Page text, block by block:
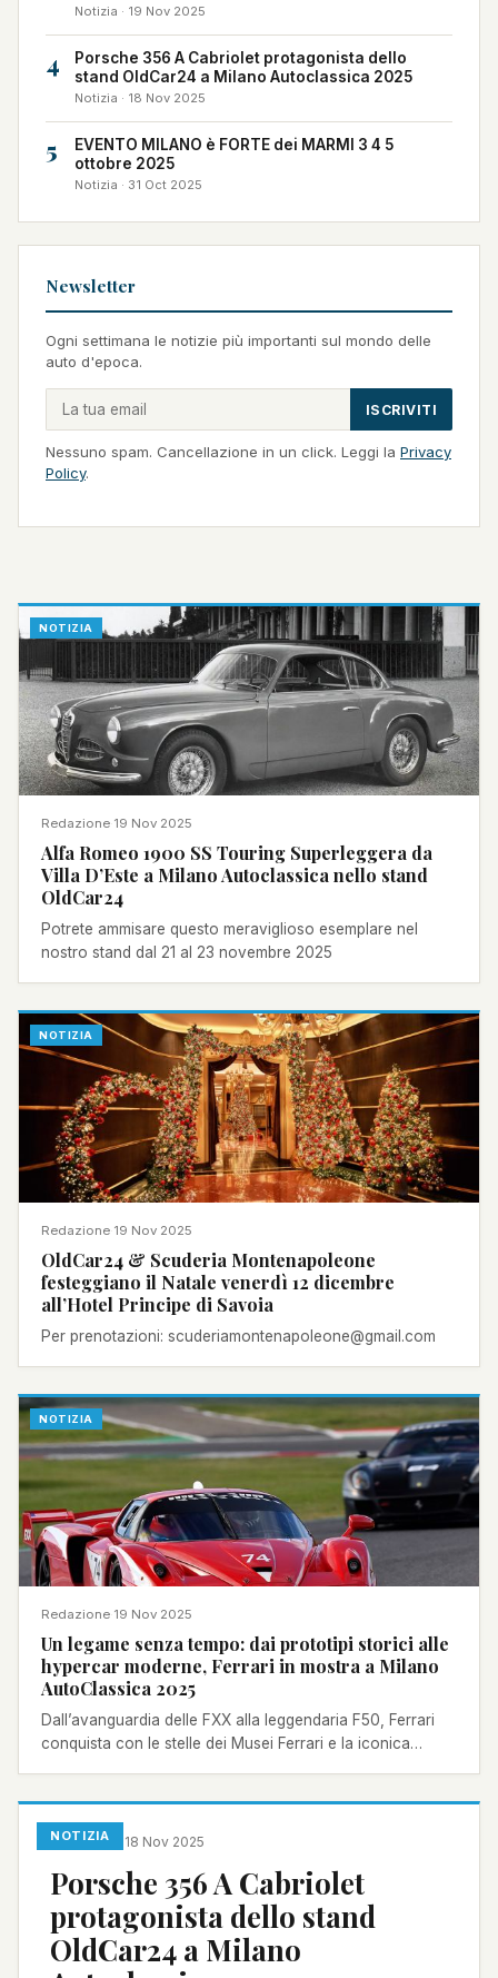
Notizia · 19 Nov 2025
4
Porsche 356 A Cabriolet protagonista dello
stand OldCar24 a Milano Autoclassica 2025
Notizia · 18 Nov 2025
5
EVENTO MILANO è FORTE dei MARMI 3 4 5
ottobre 2025
Notizia · 31 Oct 2025
Newsletter
Ogni settimana le notizie più importanti sul mondo delle
auto d'epoca.
ISCRIVITI
Nessuno spam. Cancellazione in un click. Leggi la Privacy
Policy.
NOTIZIA
Redazione·19 Nov 2025
Alfa Romeo 1900 SS Touring Superleggera da
Villa D’Este a Milano Autoclassica nello stand
OldCar24
Potrete ammisare questo meraviglioso esemplare nel
nostro stand dal 21 al 23 novembre 2025
NOTIZIA
Redazione·19 Nov 2025
OldCar24 & Scuderia Montenapoleone
festeggiano il Natale venerdì 12 dicembre
all’Hotel Principe di Savoia
Per prenotazioni: scuderiamontenapoleone@gmail.com
NOTIZIA
Redazione·19 Nov 2025
Un legame senza tempo: dai prototipi storici alle
hypercar moderne, Ferrari in mostra a Milano
AutoClassica 2025
Dall’avanguardia delle FXX alla leggendaria F50, Ferrari
conquista con le stelle dei Musei Ferrari e la iconica
NOTIZIA
Redazione 18 Nov 2025
Porsche 356 A Cabriolet
protagonista dello stand
OldCar24 a Milano